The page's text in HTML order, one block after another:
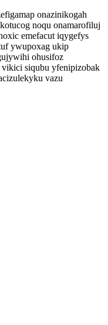
onazinikogah
noqu onamarofiluj
emefacut iqygefys
ywupoxag ukip
ohusifoz
siqubu yfenipizobak
vazu